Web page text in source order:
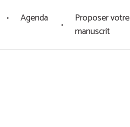
Agenda
Proposer votre
manuscrit